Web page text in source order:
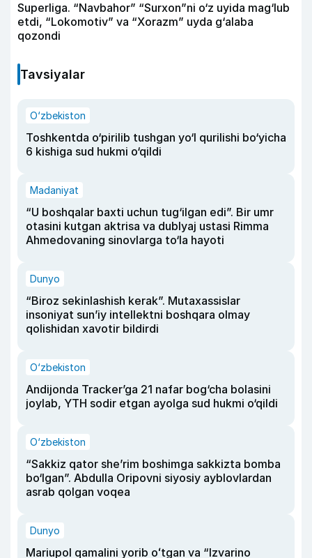
Superliga. “Navbahor” “Surxon”ni o‘z uyida mag‘lub
etdi, “Lokomotiv” va “Xorazm” uyda g‘alaba
qozondi
Tavsiyalar
O‘zbekiston
Toshkentda o‘pirilib tushgan yo‘l qurilishi bo‘yicha
6 kishiga sud hukmi o‘qildi
Madaniyat
“U boshqalar baxti uchun tug‘ilgan edi”. Bir umr
otasini kutgan aktrisa va dublyaj ustasi Rimma
Ahmedovaning sinovlarga to‘la hayoti
Dunyo
“Biroz sekinlashish kerak”. Mutaxassislar
insoniyat sun’iy intellektni boshqara olmay
qolishidan xavotir bildirdi
O‘zbekiston
Andijonda Tracker’ga 21 nafar bog‘cha bolasini
joylab, YTH sodir etgan ayolga sud hukmi o‘qildi
O‘zbekiston
“Sakkiz qator she’rim boshimga sakkizta bomba
bo‘lgan”. Abdulla Oripovni siyosiy ayblovlardan
asrab qolgan voqea
Dunyo
Mariupol qamalini yorib oʻtgan va “Izvarino